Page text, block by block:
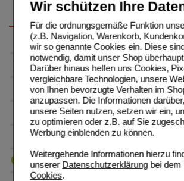
Wir schützen Ihre
Für die ordnungsgemäße Funktion
(z.B. Navigation, Warenkorb,
wir so genannte Cookies ein. Diese
notwendig, damit unser Shop
Darüber hinaus helfen uns Cookies,
vergleichbare Technologien, unsere
von Ihnen bevorzugte Verhalten im
anzupassen. Die Informationen
unsere Seiten nutzen, setzen wir ein,
zu optimieren oder z.B. auf Sie
Werbung einblenden zu können.
Weitergehende Informationen hierzu
unserer Datenschutzerklärungbei dem
Cookies.